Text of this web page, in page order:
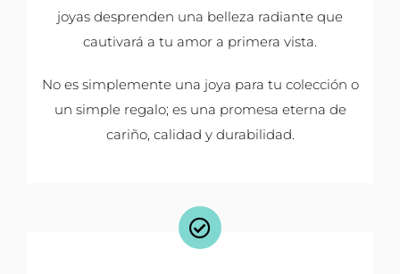
joyas desprenden una belleza radiante que
cautivará a tu amor a primera vista.
No es simplemente una joya para tu colección o
un simple regalo; es una promesa eterna de
cariño, calidad y durabilidad.